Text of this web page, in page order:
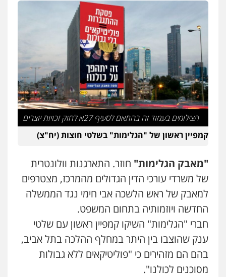
הצילומים בעמוד זה בהתאם לסעיף 27א לחוק זכויות יוצרים
קמפיין ראשון של "הגלימות" בשלטי חוצות (יח"צ)
"מאבק הגלימות" חוזר. התארגנות וולונטרית
של משרדי עורכי הדין הגדולים מהמרכז, מצטרפים
למאבק של ראש הלשכה אבי חימי נגד הממשלה
החדשה ויוזמותיה בתחום המשפט.
חברי "הגלימות" השיקו קמפיין ראשון עם שלטי
ענק שהוצבו בין היתר במחלף ההלכה בתל אביב,
בהם הם מזהירים כי "פוליטיקאים ללא גבולות
מסוכנים לכולנו".